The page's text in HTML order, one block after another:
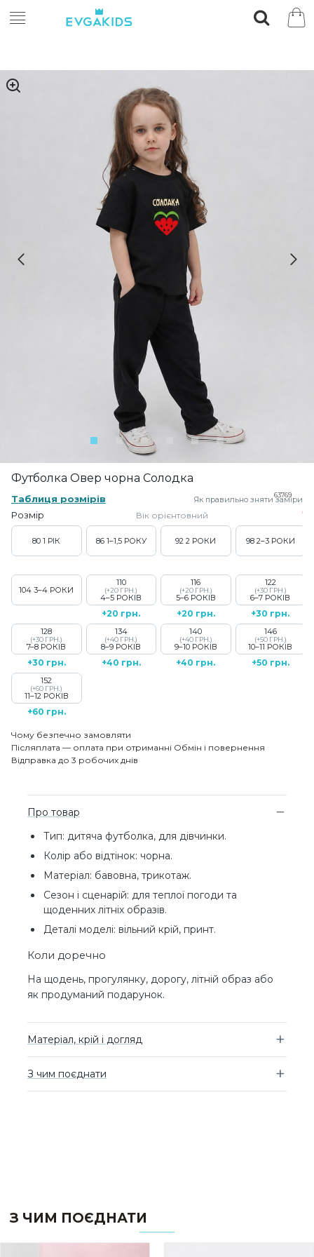
Футболка Овер чорна Солодка
63769
Таблиця розмірів Як правильно зняти заміри
Розмір Вік орієнтовний
80 1 РІК 86 1–1,5 РОКУ 92 2 РОКИ 98 2–3 РОКИ
104 3–4 РОКИ
110
(+20 ГРН.)
4–5 РОКІВ
+20 грн.
116
(+20 ГРН.)
5–6 РОКІВ
+20 грн.
122
(+30 ГРН.)
6–7 РОКІВ
+30 грн.
128
(+30 ГРН.)
7–8 РОКІВ
+30 грн.
134
(+40 ГРН.)
8–9 РОКІВ
+40 грн.
140
(+40 ГРН.)
9–10 РОКІВ
+40 грн.
146
(+50 ГРН.)
10–11 РОКІВ
+50 грн.
152
(+60 ГРН.)
11–12 РОКІВ
+60 грн.
Чому безпечно замовляти
Післяплата — оплата при отриманні Обмін і повернення
Відправка до 3 робочих днів
Про товар
Тип: дитяча футболка, для дівчинки.
Колір або відтінок: чорна.
Матеріал: бавовна, трикотаж.
Сезон і сценарій: для теплої погоди та
щоденних літніх образів.
Деталі моделі: вільний крій, принт.
Коли доречно
На щодень, прогулянку, дорогу, літній образ або
як продуманий подарунок.
Матеріал, крій і догляд
З чим поєднати
З ЧИМ ПОЄДНАТИ